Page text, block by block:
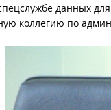
данных
коллегию по